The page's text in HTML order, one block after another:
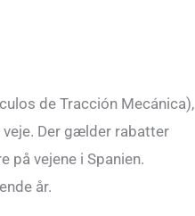
de Tracción Mecánica),
Der gælder rabatter
på vejene i Spanien.
år.